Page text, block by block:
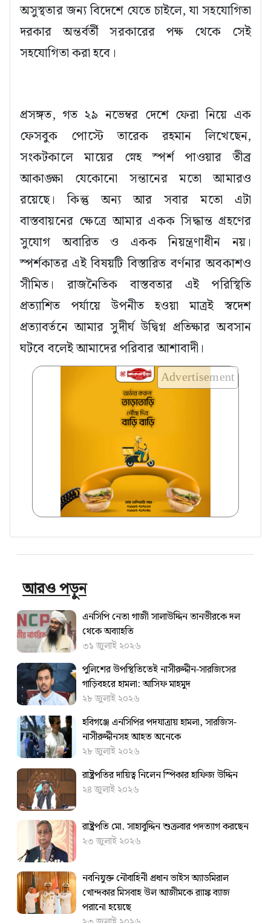
অসুস্থতার জন্য বিদেশে যেতে চাইলে, যা সহযোগিতা
দরকার অন্তর্বর্তী সরকারের পক্ষ থেকে সেই
সহযোগিতা করা হবে।
প্রসঙ্গত, গত ২৯ নভেম্বর দেশে ফেরা নিয়ে এক
ফেসবুক পোস্টে তারেক রহমান লিখেছেন,
সংকটকালে মায়ের স্নেহ স্পর্শ পাওয়ার তীব্র
আকাঙ্ক্ষা যেকোনো সন্তানের মতো আমারও
রয়েছে। কিন্তু অন্য আর সবার মতো এটা
বাস্তবায়নের ক্ষেত্রে আমার একক সিদ্ধান্ত গ্রহণের
সুযোগ অবারিত ও একক নিয়ন্ত্রণাধীন নয়।
স্পর্শকাতর এই বিষয়টি বিস্তারিত বর্ণনার অবকাশও
সীমিত। রাজনৈতিক বাস্তবতার এই পরিস্থিতি
প্রত্যাশিত পর্যায়ে উপনীত হওয়া মাত্রই স্বদেশ
প্রত্যাবর্তনে আমার সুদীর্ঘ উদ্বিগ্ন প্রতিক্ষার অবসান
ঘটবে বলেই আমাদের পরিবার আশাবাদী।
Advertisement
আরও পড়ুন
এনসিপি নেতা গাজী সালাউদ্দিন তানভীরকে দল
থেকে অব্যাহতি
৩১ জুলাই ২০২৬
পুলিশের উপস্থিতিতেই নাসীরুদ্দীন-সারজিসের
গাড়িবহরে হামলা: আসিফ মাহমুদ
২৮ জুলাই ২০২৬
হবিগঞ্জে এনসিপির পদযাত্রায় হামলা, সারজিস-
নাসীরুদ্দীনসহ আহত অনেকে
২৮ জুলাই ২০২৬
রাষ্ট্রপতির দায়িত্ব নিলেন স্পিকার হাফিজ উদ্দিন
২৪ জুলাই ২০২৬
রাষ্ট্রপতি মো. সাহাবুদ্দিন শুক্রবার পদত্যাগ করছেন
২৩ জুলাই ২০২৬
নবনিযুক্ত নৌবাহিনী প্রধান ভাইস অ্যাডমিরাল
খোন্দকার মিসবাহ উল আজীমকে র‌্যাঙ্ক ব্যাজ
পরানো হয়েছে